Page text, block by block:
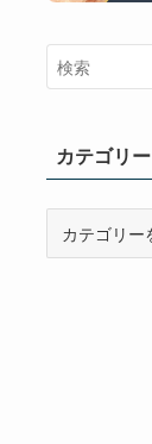
カテゴリー